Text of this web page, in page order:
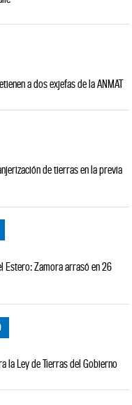
a dos exjefas de la ANMAT
de tierras en la previa
Estero: Zamora arrasó en 26
la Ley de Tierras del Gobierno